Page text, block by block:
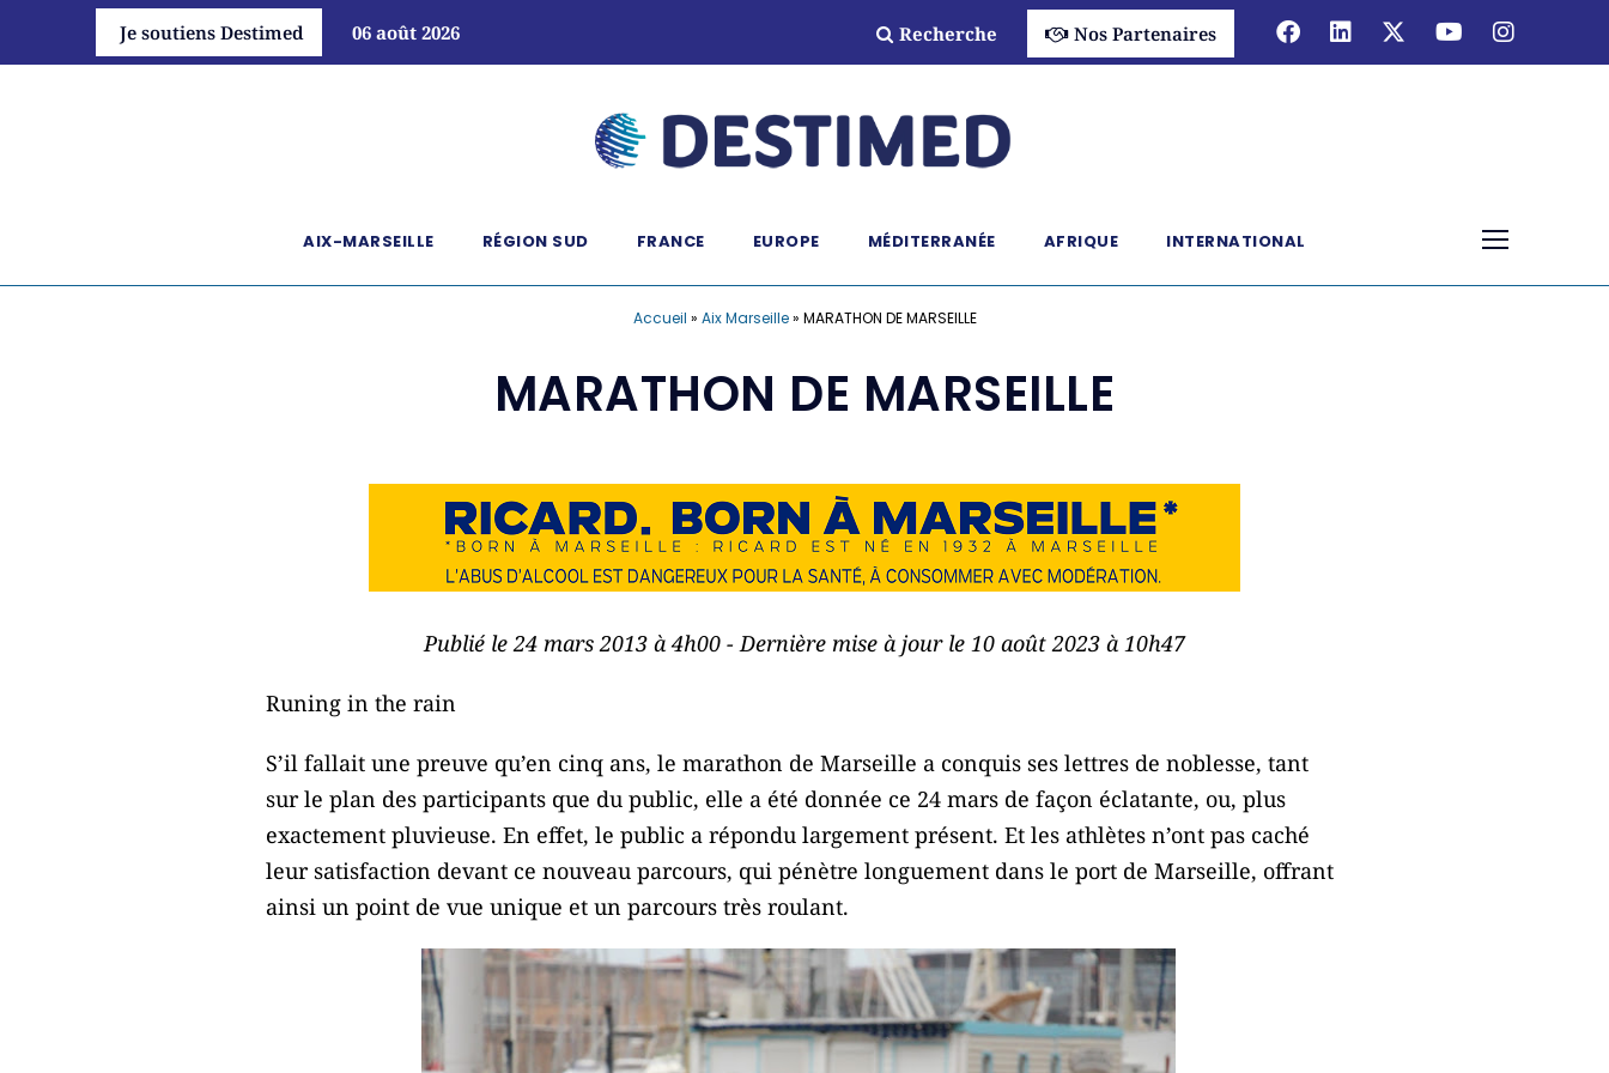
Je soutiens Destimed 06 août 2026 Recherche Nos Partenaires
AIX-MARSEILLE RÉGION SUD FRANCE EUROPE MÉDITERRANÉE AFRIQUE INTERNATIONAL
Accueil » Aix Marseille» MARATHON DE MARSEILLE
MARATHON DE MARSEILLE
Publié le 24 mars 2013 à 4h00 - Dernière mise à jour le 10 août 2023 à 10h47
Runing in the rain
S’il fallait une preuve qu’en cinq ans, le marathon de Marseille a conquis ses lettres de noblesse, tant
sur le plan des participants que du public, elle a été donnée ce 24 mars de façon éclatante, ou, plus
exactement pluvieuse. En effet, le public a répondu largement présent. Et les athlètes n’ont pas caché
leur satisfaction devant ce nouveau parcours, qui pénètre longuement dans le port de Marseille, offrant
ainsi un point de vue unique et un parcours très roulant.